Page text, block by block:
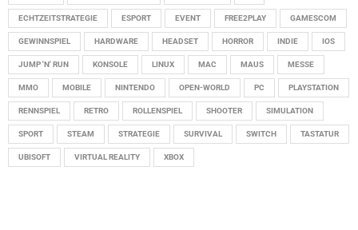
ECHTZEITSTRATEGIE ESPORT EVENT FREE2PLAY GAMESCOM
GEWINNSPIEL HARDWARE HEADSET HORROR INDIE IOS
JUMP 'N' RUN KONSOLE LINUX MAC MAUS MESSE
MMO MOBILE NINTENDO OPEN-WORLD PC PLAYSTATION
RENNSPIEL RETRO ROLLENSPIEL SHOOTER SIMULATION
SPORT STEAM STRATEGIE SURVIVAL SWITCH TASTATUR
UBISOFT VIRTUAL REALITY XBOX